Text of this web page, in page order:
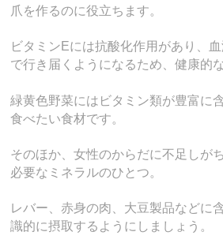
爪を作るのに役立ちます。
ビタミンEには抗酸化作用があり、
で行き届くようになるため、健康的
緑黄色野菜にはビタミン類が豊富に
食べたい食材です。
そのほか、女性のからだに不足しが
必要なミネラルのひとつ。
レバー、赤身の肉、大豆製品などに
識的に摂取するようにしましょう。